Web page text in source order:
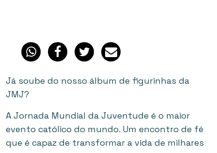
Já soube do nosso álbum de figurinhas da
JMJ?
A Jornada Mundial da Juventude é o maior
evento católico do mundo. Um encontro de fé
que é capaz de transformar a vida de milhares